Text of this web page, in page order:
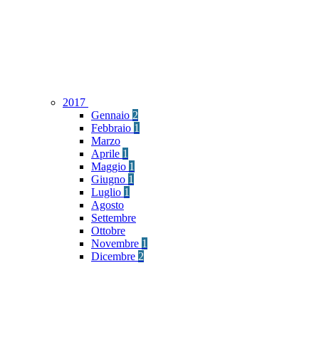
2017
Gennaio 2
Febbraio 1
Marzo
Aprile 1
Maggio 1
Giugno 1
Luglio 1
Agosto
Settembre
Ottobre
Novembre 1
Dicembre 2